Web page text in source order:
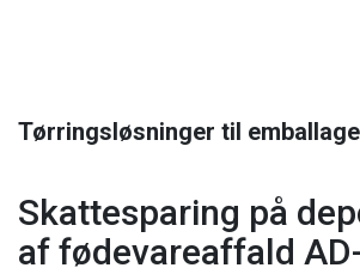
Tørringsløsninger til emballage
Skattesparing på
af fødevareaffald